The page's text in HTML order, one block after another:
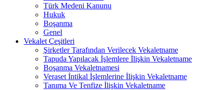
Türk Medeni Kanunu
Hukuk
Boşanma
Genel
Vekalet Çeşitleri
Şirketler Tarafından Verilecek Vekaletname
Tapuda Yapılacak İşlemlere İlişkin Vekaletname
Boşanma Vekaletnamesi
Veraset İntikal İşlemlerine İlişkin Vekaletname
Tanıma Ve Tenfize İlişkin Vekaletname